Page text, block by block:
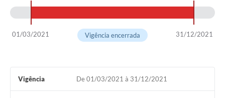
01/03/2021 31/12/2021
Vigência encerrada
Vigência De 01/03/2021 à 31/12/2021